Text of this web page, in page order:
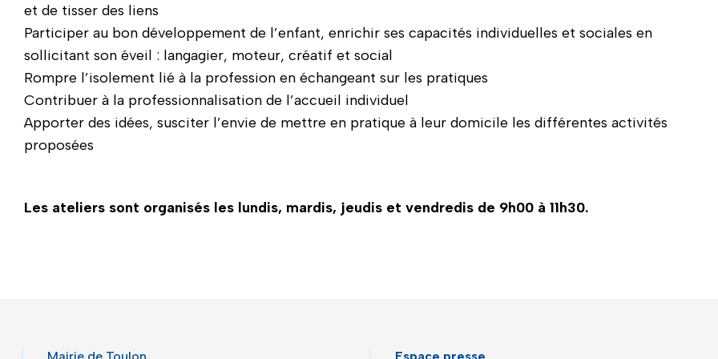
et de tisser des liens
Participer au bon développement de l’enfant, enrichir ses capacités individuelles et sociales en
sollicitant son éveil : langagier, moteur, créatif et social
Rompre l’isolement lié à la profession en échangeant sur les pratiques
Contribuer à la professionnalisation de l’accueil individuel
Apporter des idées, susciter l’envie de mettre en pratique à leur domicile les différentes activités
proposées
Les ateliers sont organisés les lundis, mardis, jeudis et vendredis de 9h00 à 11h30.